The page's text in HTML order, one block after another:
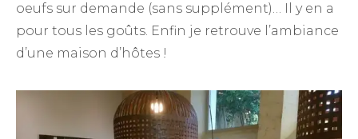
oeufs sur demande (sans supplément)… Il y en a
pour tous les goûts. Enfin je retrouve l’ambiance
d’une maison d’hôtes !